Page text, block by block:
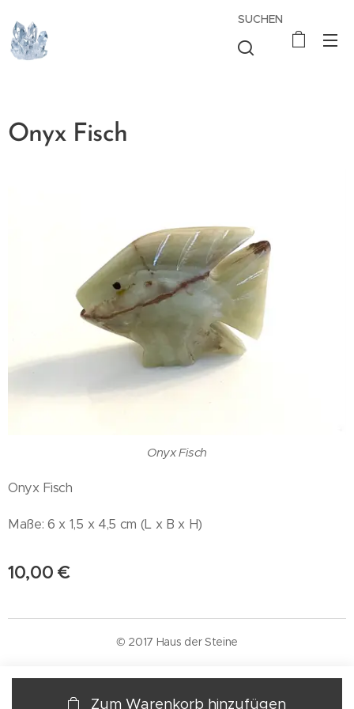
SUCHEN
Onyx Fisch
Onyx Fisch
Onyx Fisch
Maße: 6 x 1,5 x 4,5 cm (L x B x H)
10,00 €
Zum Warenkorb hinzufügen
© 2017 Haus der Steine